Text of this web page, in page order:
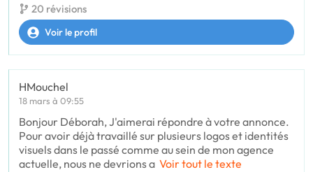
20 révisions
Voir le profil
HMouchel
18 mars à 09:55
Bonjour Déborah, J'aimerai répondre à votre annonce.
Pour avoir déjà travaillé sur plusieurs logos et identités
visuels dans le passé comme au sein de mon agence
actuelle, nous ne devrions a Voir tout le texte